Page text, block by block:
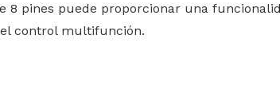
pines puede proporcionar una
control multifunción.